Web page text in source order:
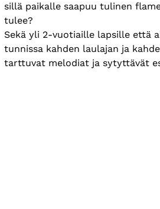
sillä paikalle saapuu tulinen
tulee?
Sekä yli 2-vuotiaille lapsille että
tunnissa kahden laulajan ja
tarttuvat melodiat ja sytyttävät